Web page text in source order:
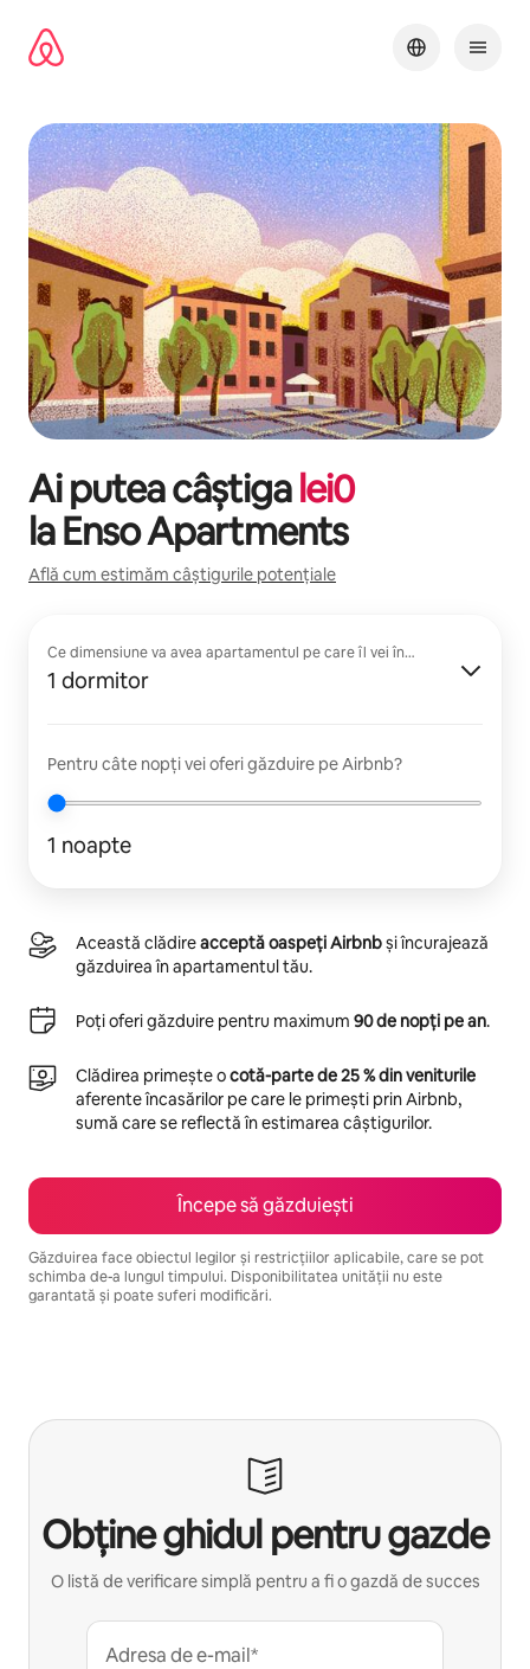
mergi
Ai putea câștigalei0
laEnso Apartments
Află cum estimăm câștigurile potențiale
Ce dimensiune va avea apartamentul pe care îl vei închiria?
1 dormitor
Pentru câte nopți vei oferi găzduire pe Airbnb?
1 noapte
Această clădireacceptă oaspeți Airbnbși încurajează
găzduirea în apartamentul tău.
Poți oferi găzduire pentru maximum 90 de nopți pe an.
Clădirea primește ocotă-parte de 25 % din veniturile
aferente încasărilor pe care le primești prin Airbnb,
sumă care se reflectă în estimarea câștigurilor.
Începe să găzduiești
Găzduirea face obiectul legilor și restricțiilor aplicabile, care se pot
schimba de-a lungul timpului. Disponibilitatea unității nu este
garantată și poate suferi modificări.
Obține ghidul pentru gazde
O listă de verificare simplă pentru a fi o gazdă de succes
Adresa de e-mail*